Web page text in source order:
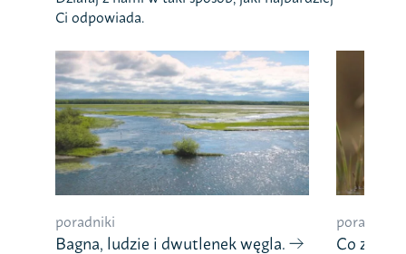
Ci odpowiada.
poradniki
Bagna, ludzie i dwutlenek węgla.
poradniki
Co